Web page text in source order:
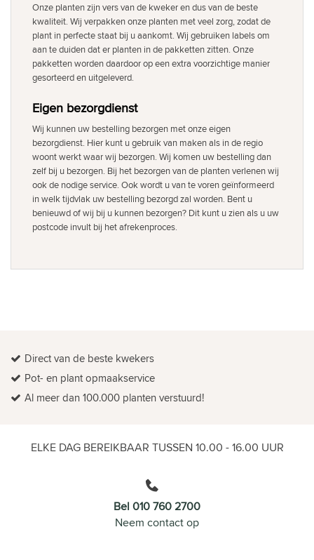
Onze planten zijn vers van de kweker en dus van de beste
kwaliteit. Wij verpakken onze planten met veel zorg, zodat de
plant in perfecte staat bij u aankomt. Wij gebruiken labels om
aan te duiden dat er planten in de pakketten zitten. Onze
pakketten worden daardoor op een extra voorzichtige manier
gesorteerd en uitgeleverd.
Eigen bezorgdienst
Wij kunnen uw bestelling bezorgen met onze eigen
bezorgdienst. Hier kunt u gebruik van maken als in de regio
woont werkt waar wij bezorgen. Wij komen uw bestelling dan
zelf bij u bezorgen. Bij het bezorgen van de planten verlenen wij
ook de nodige service. Ook wordt u van te voren geïnformeerd
in welk tijdvlak uw bestelling bezorgd zal worden. Bent u
benieuwd of wij bij u kunnen bezorgen? Dit kunt u zien als u uw
postcode invult bij het afrekenproces.
Direct van de beste kwekers
Pot- en plant opmaakservice
Al meer dan 100.000 planten verstuurd!
ELKE DAG BEREIKBAAR TUSSEN 10.00 - 16.00 UUR
Bel 010 760 2700
Neem contact op